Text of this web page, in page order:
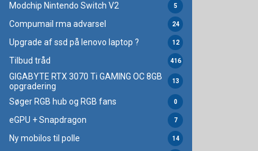
Modchip Nintendo Switch V2 5
Compumail rma advarsel 24
Upgrade af ssd på lenovo laptop ? 12
Tilbud tråd 416
GIGABYTE RTX 3070 Ti GAMING OC 8GB
opgradering
13
Søger RGB hub og RGB fans 0
eGPU + Snapdragon 7
Ny mobilos til polle 14